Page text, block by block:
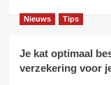
Nieuws Tips
Je kat optimaal
verzekering voor